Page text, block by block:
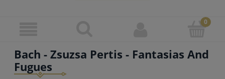
Bach - Zsuzsa Pertis - Fantasias And
Fugues